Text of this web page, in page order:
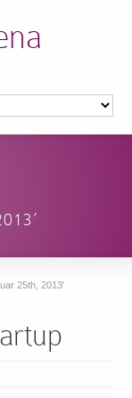
25th, 2013'